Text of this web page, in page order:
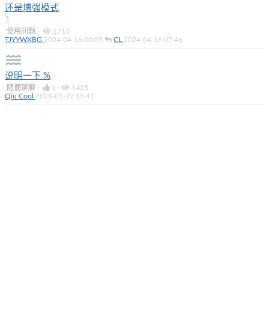
还是增强模式
1
使用问题 ·
1713
TJYYWXBG 2024-04-16 00:05 CL 2024-04-16 07:46
说明一下 %
随便聊聊 · 1 ·
1423
Qiu Cool 2024-01-22 15:41